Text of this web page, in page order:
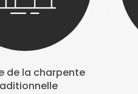
de la charpente